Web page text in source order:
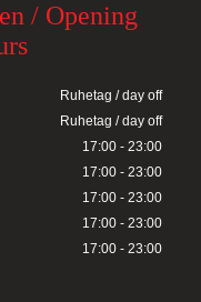
/ Opening
Ruhetag / day off
Ruhetag / day off
17:00 - 23:00
17:00 - 23:00
17:00 - 23:00
17:00 - 23:00
17:00 - 23:00